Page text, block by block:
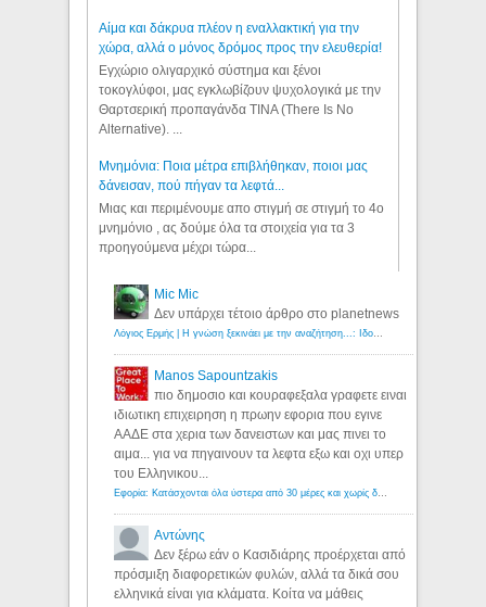
Αίμα και δάκρυα πλέον η εναλλακτική για την
χώρα, αλλά ο μόνος δρόμος προς την ελευθερία!
Εγχώριο ολιγαρχικό σύστημα και ξένοι
τοκογλύφοι, μας εγκλωβίζουν ψυχολογικά με την
Θαρτσερική προπαγάνδα TINA (There Is No
Alternative). ...
Μνημόνια: Ποια μέτρα επιβλήθηκαν, ποιοι μας
δάνεισαν, πού πήγαν τα λεφτά...
Μιας και περιμένουμε απο στιγμή σε στιγμή το 4ο
μνημόνιο , ας δούμε όλα τα στοιχεία για τα 3
προηγούμενα μέχρι τώρα...
Mic Mic
Δεν υπάρχει τέτοιο άρθρο στο planetnews
Λόγιος Ερμής | Η γνώση ξεκινάει με την αναζήτηση...: Ιδού οι 18 που χρωστούν 11 δις ευρώ!
Manos Sapountzakis
πιο δημοσιο και κουραφεξαλα γραφετε ειναι
ιδιωτικη επιχειρηση η πρωην εφορια που εγινε
ΑΑΔΕ στα χερια των δανειστων και μας πινει το
αιμα... για να πηγαινουν τα λεφτα εξω και οχι υπερ
του Ελληνικου...
Εφορία: Κατάσχονται όλα ύστερα από 30 μέρες και χωρίς δικαστικές αποφάσεις - Λόγιος Ερμής
Αντώνης
Δεν ξέρω εάν ο Κασιδιάρης προέρχεται από
πρόσμιξη διαφορετικών φυλών, αλλά τα δικά σου
ελληνικά είναι για κλάματα. Κοίτα να μάθεις